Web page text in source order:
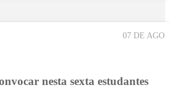
07 DE AGO
nesta sexta estudantes